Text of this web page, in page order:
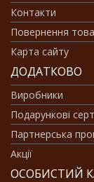
Контакти
Повернення
Карта сайту
ДОДАТКОВО
Виробники
Подарункові
Партнерська
Акції
ОСОБИСТИЙ